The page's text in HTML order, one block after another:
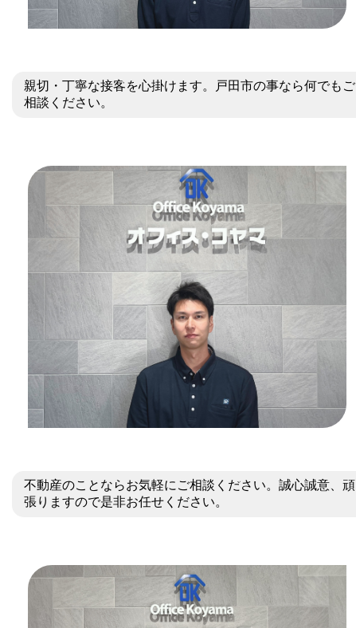
親切・丁寧な接客を心掛けます。戸田市の事なら何でもご
相談ください。
不動産のことならお気軽にご相談ください。誠心誠意、頑
張りますので是非お任せください。